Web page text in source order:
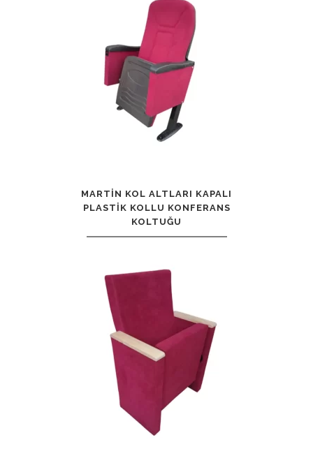
MARTIN KOL ALTLARI KAPALI
PLASTIK KOLLU KONFERANS
KOLTUĞU